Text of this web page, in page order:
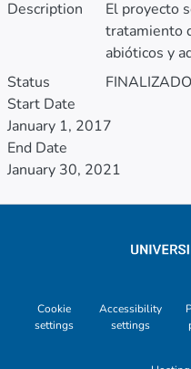
Description
El proyecto
tratamiento
abióticos y
matrices
determinar
de técnicas
evidencia
de los
pública.
Status
FINALIZADO
Start Date
January 1, 2017
End Date
January 30, 2021
Cookie
settings
Accessibility
settings